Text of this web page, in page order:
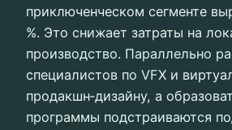
приключенческом сегменте
%. Это снижает затраты на
производство. Параллельно
специалистов по VFX и
продакшн‑дизайну, а
программы подстраиваются